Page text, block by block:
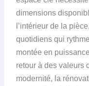
dimensions
l’intérieur de la
quotidiens qui
montée en
retour à des valeurs
modernité, la